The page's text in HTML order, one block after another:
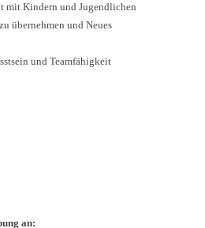
mit Kindern und Jugendlichen
übernehmen und Neues
und Teamfähigkeit
an: